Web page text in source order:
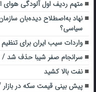
متهم ردیف اول آلودگی هوای
نهاد به‌اصطلاح دیده‌بان
سیاسی؟
واردات سیب ایران برای تنظیم بازار
سرانجام صفر شیبا حذف شد /
نفت بالا کشید
پیش بینی قیمت سکه در